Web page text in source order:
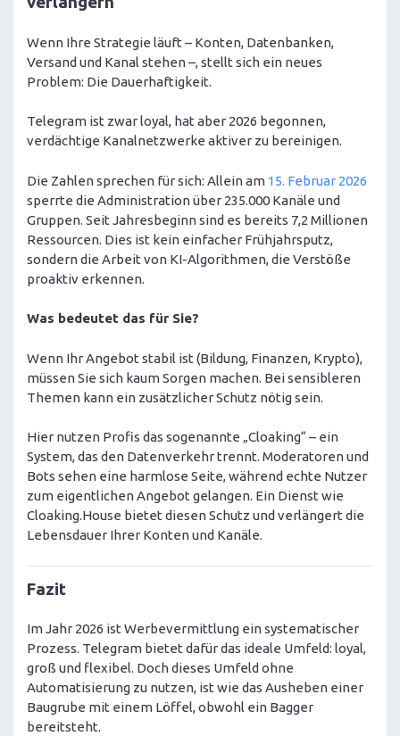
Wenn Ihre Strategie läuft – Konten, Datenbanken,
Versand und Kanal stehen –, stellt sich ein neues
Problem: Die Dauerhaftigkeit.
Telegram ist zwar loyal, hat aber 2026 begonnen,
verdächtige Kanalnetzwerke aktiver zu bereinigen.
Die Zahlen sprechen für sich: Allein am 15. Februar 2026
sperrte die Administration über 235.000 Kanäle und
Gruppen. Seit Jahresbeginn sind es bereits 7,2 Millionen
Ressourcen. Dies ist kein einfacher Frühjahrsputz,
sondern die Arbeit von KI-Algorithmen, die Verstöße
proaktiv erkennen.
Was bedeutet das für Sie?
Wenn Ihr Angebot stabil ist (Bildung, Finanzen, Krypto),
müssen Sie sich kaum Sorgen machen. Bei sensibleren
Themen kann ein zusätzlicher Schutz nötig sein.
Hier nutzen Profis das sogenannte „Cloaking“ – ein
System, das den Datenverkehr trennt. Moderatoren und
Bots sehen eine harmlose Seite, während echte Nutzer
zum eigentlichen Angebot gelangen. Ein Dienst wie
Cloaking.House bietet diesen Schutz und verlängert die
Lebensdauer Ihrer Konten und Kanäle.
Fazit
Im Jahr 2026 ist Werbevermittlung ein systematischer
Prozess. Telegram bietet dafür das ideale Umfeld: loyal,
groß und flexibel. Doch dieses Umfeld ohne
Automatisierung zu nutzen, ist wie das Ausheben einer
Baugrube mit einem Löffel, obwohl ein Bagger
bereitsteht.